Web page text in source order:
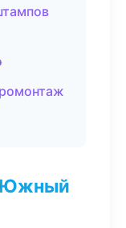
Южный